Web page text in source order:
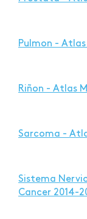
Pulmon -
Riñon - Atlas
Sarcoma -
Sistema
Cancer 2014-